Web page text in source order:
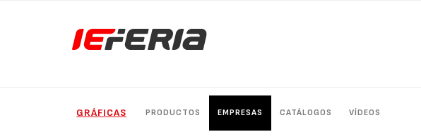
GRÁFICAS PRODUCTOS EMPRESAS CATÁLOGOS VÍDEOS